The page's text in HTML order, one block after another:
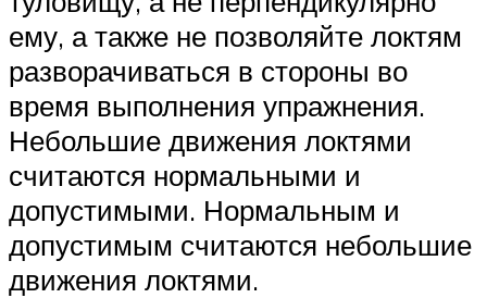
ему, а также не позволяйте локтям
разворачиваться в стороны во
время выполнения упражнения.
Небольшие движения локтями
считаются нормальными и
допустимыми. Нормальным и
допустимым считаются небольшие
движения локтями.